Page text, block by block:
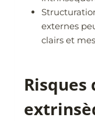
externes
clairs et